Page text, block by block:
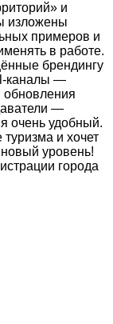
и
изложены
примеров и
в работе.
брендингу
каналы —
обновления
—
очень удобный.
и хочет
уровень!
города